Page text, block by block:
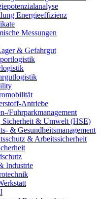
Energieeffizienz
Messungen
& Gefahrgut
Antriebe
Fuhrparkmanagement
Sicherheit & Umwelt (HSE)
& Gesundheitsmanagement
& Arbeitssicherheit
Industrie